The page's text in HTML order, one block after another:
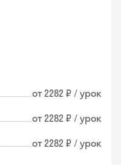
от 2282 ₽ / урок
от 2282 ₽ / урок
от 2282 ₽ / урок